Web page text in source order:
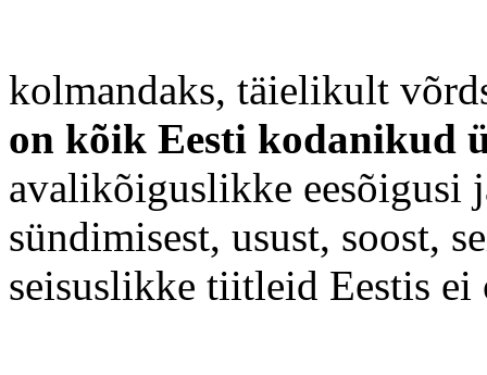
kolmandaks, täielikult
on kõik Eesti kodanikud
avalikõiguslikke eesõigusi
sündimisest, usust, soost,
seisuslikke tiitleid Eestis ei